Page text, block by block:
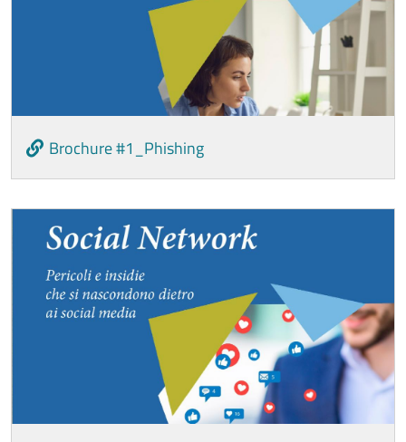
Brochure #1_Phishing
Image